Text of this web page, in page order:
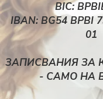
BIC:
IBAN: BG54 BPBI
01
ЗАПИСВАНИЯ ЗА
- САМО НА